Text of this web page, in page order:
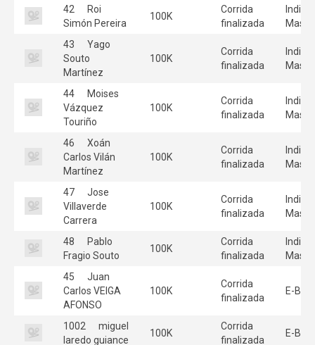
42
Roi
Simón Pereira
100K
Corrida
finalizada
43
Yago
Souto
Martínez
100K
Corrida
finalizada
44
Moises
Vázquez
Touriño
100K
Corrida
finalizada
46
Xoán
Carlos Vilán
Martínez
100K
Corrida
finalizada
47
Jose
Villaverde
Carrera
100K
Corrida
finalizada
48
Pablo
Fragio Souto
100K
Corrida
finalizada
45
Juan
Carlos VEIGA
AFONSO
100K
Corrida
finalizada
E-Bike
1002
miguel
laredo guiance
100K
Corrida
finalizada
E-Bike